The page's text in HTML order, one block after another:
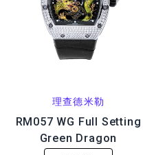
理查德米勒
RM057 WG Full Setting
Green Dragon